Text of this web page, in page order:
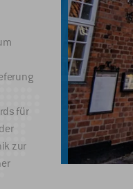
für
zur